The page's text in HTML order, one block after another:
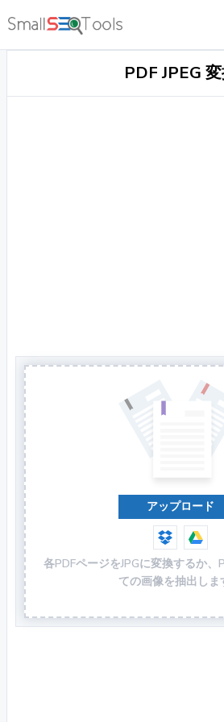
PDF JPEG
アップロード
各PDFページをJPGに変換するか、
ての画像を抽出しま